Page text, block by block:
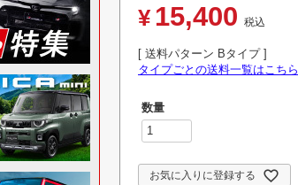
¥ 15,400 税込
送料パターン Bタイプ
タイプごとの送料一覧はこちら
お気に入りに登録する